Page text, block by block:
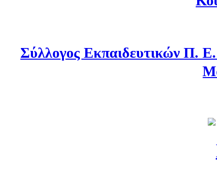
Σύλλογος Εκπαιδευτικών Π.